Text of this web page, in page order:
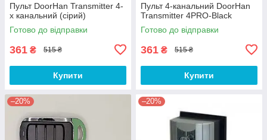
Пульт DoorHan Transmitter 4-
х канальний (сірий)
Готово до відправки
361 ₴ 515 ₴
Купити
Пульт 4-канальний DoorHan
Transmitter 4PRO-Black
Готово до відправки
361 ₴ 515 ₴
Купити
–20% –20%